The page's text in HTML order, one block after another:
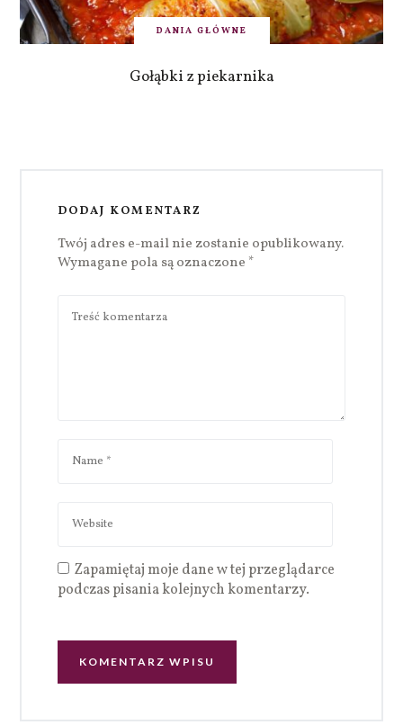
DANIA GŁÓWNE
Gołąbki z piekarnika
DODAJ KOMENTARZ
Twój adres e-mail nie zostanie opublikowany.
Wymagane pola są oznaczone *
Zapamiętaj moje dane w tej przeglądarce
podczas pisania kolejnych komentarzy.